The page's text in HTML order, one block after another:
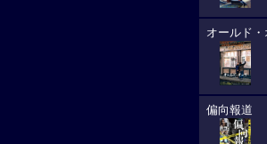
オールド・
偏向報道